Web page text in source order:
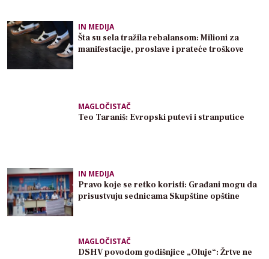
IN MEDIJA
Šta su sela tražila rebalansom: Milioni za
manifestacije, proslave i prateće troškove
MAGLOČISTAČ
Teo Taraniš: Evropski putevi i stranputice
IN MEDIJA
Pravo koje se retko koristi: Građani mogu da
prisustvuju sednicama Skupštine opštine
MAGLOČISTAČ
DSHV povodom godišnjice „Oluje“: Žrtve ne